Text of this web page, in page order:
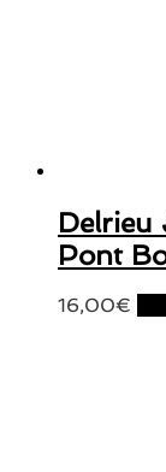
Delrieu
Pont
16,00€